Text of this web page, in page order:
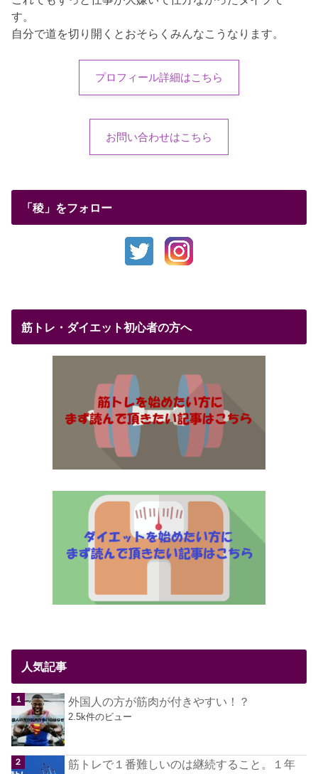
す。
自分で道を切り開くとおそらくみんなこうなります。
プロフィール詳細はこちら
お問い合わせはこちら
「稜」をフォロー
筋トレ・ダイエット初心者の方へ
人気記事
外国人の方が筋肉が付きやすい！？
2.5k件のビュー
筋トレで１番難しいのは継続すること。１年